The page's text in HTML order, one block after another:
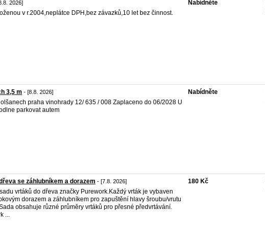
2026]
v r.2004,neplátce DPH,bez závazků,10 let bez činnost.
Nabídněte
3,5 m - [8.8. 2026]
praha vinohrady 12/ 635 / 008 Zaplaceno do 06/2028 U
parkovat autem
Nabídněte
se záhlubníkem a dorazem - [7.8. 2026]
vrtáků do dřeva značky Purework. ​Každý vrták je vybaven
dorazem a záhlubníkem pro zapuštění hlavy šroubu/vrutu
obsahuje různé průměry vrtáků pro přesné předvrtávání.
...
180 Kč